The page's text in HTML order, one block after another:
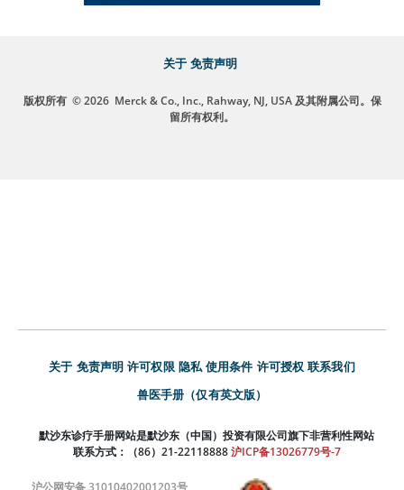
关于 免责声明
版权所有 © 2026 Merck & Co., Inc., Rahway, NJ, USA 及其附属公司。保
留所有权利。
关于 免责声明 许可权限 隐私 使用条件 许可授权 联系我们
兽医手册（仅有英文版）
默沙东诊疗手册网站是默沙东（中国）投资有限公司旗下非营利性网站
联系方式：（86）21-22118888 沪ICP备13026779号-7
沪公网安备 31010402001203号